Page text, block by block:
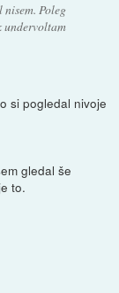
Poleg
undervoltam
si pogledal nivoje
gledal še
to.